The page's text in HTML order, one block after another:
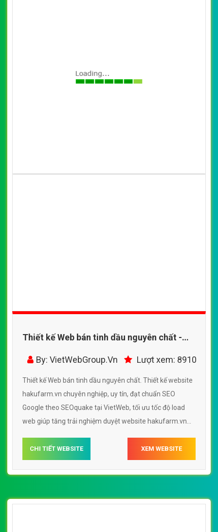
Thiết kế Web bán tinh dầu nguyên chất -
hakufarm.vn
By: VietWebGroup.Vn Lượt xem: 8910
Thiết kế Web bán tinh dầu nguyên chất. Thiết kế website
hakufarm.vn chuyên nghiệp, uy tín, đạt chuẩn SEO
Google theo SEOquake tại VietWeb, tối ưu tốc độ load
web giúp tăng trải nghiệm duyệt website hakufarm.vn
CHI TIẾT WEBSITE XEM WEBSITE